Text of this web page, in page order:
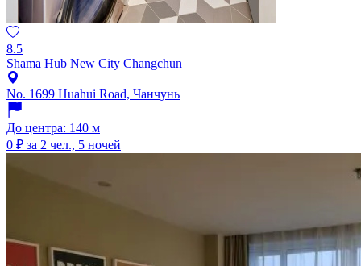
8.5
Shama Hub New City Changchun
No. 1699 Huahui Road, Чанчунь
До центра: 140 м
0 ₽ за 2 чел., 5 ночей